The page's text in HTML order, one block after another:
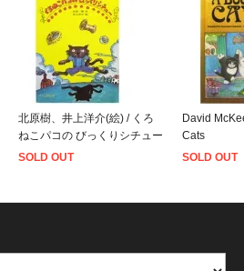
北原樹、井上洋介(絵) / くろ
ねこパコの びっくりシチュー
SOLD OUT
David
Cats
SOLD OUT